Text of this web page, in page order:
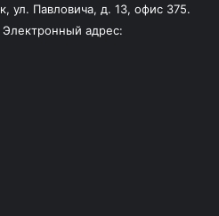
ул. Павловича, д. 13, офис 375.
адрес: